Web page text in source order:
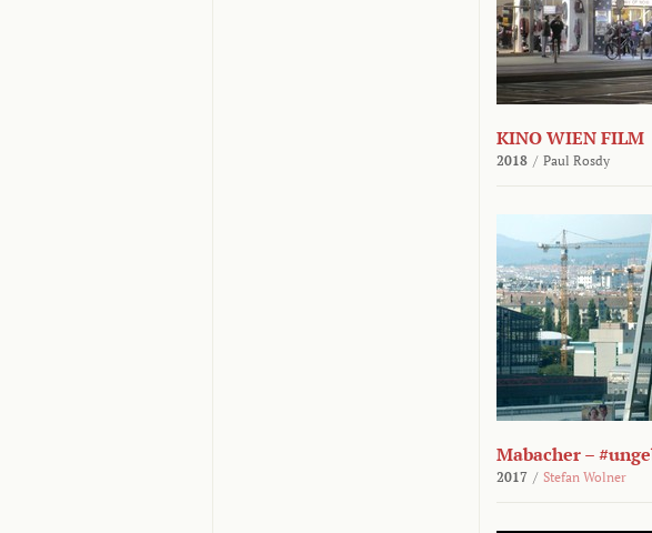
KINO WIEN FILM
2018 / Paul Rosdy
Mabacher –
2017 / Stefan Wolner